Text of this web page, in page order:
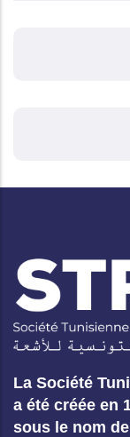
La Société
a été créée en
sous le nom